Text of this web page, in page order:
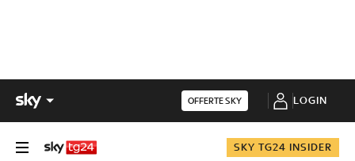
OFFERTE SKY LOGIN
SKY TG24 INSIDER